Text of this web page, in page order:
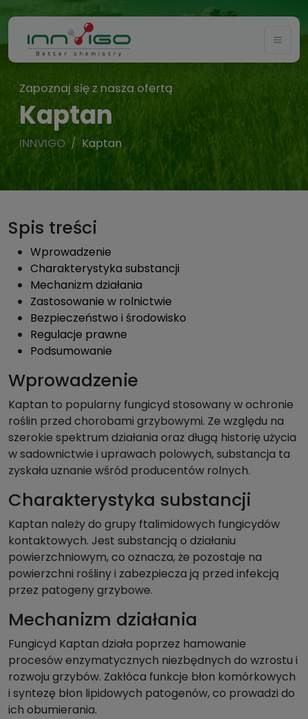
Zapoznaj się z nasza ofertą
Kaptan
INNVIGO Kaptan
Spis treści
Wprowadzenie
Charakterystyka substancji
Mechanizm działania
Zastosowanie w rolnictwie
Bezpieczeństwo i środowisko
Regulacje prawne
Podsumowanie
Wprowadzenie
Kaptan to popularny fungicyd stosowany w ochronie
roślin przed chorobami grzybowymi. Ze względu na
szerokie spektrum działania oraz długą historię użycia
w sadownictwie i uprawach polowych, substancja ta
zyskała uznanie wśród producentów rolnych.
Charakterystyka substancji
Kaptan należy do grupy ftalimidowych fungicydów
kontaktowych. Jest substancją o działaniu
powierzchniowym, co oznacza, że pozostaje na
powierzchni rośliny i zabezpiecza ją przed infekcją
przez patogeny grzybowe.
Mechanizm działania
Fungicyd Kaptan działa poprzez hamowanie
procesów enzymatycznych niezbędnych do wzrostu i
rozwoju grzybów. Zakłóca funkcje błon komórkowych
i syntezę błon lipidowych patogenów, co prowadzi do
ich obumierania.